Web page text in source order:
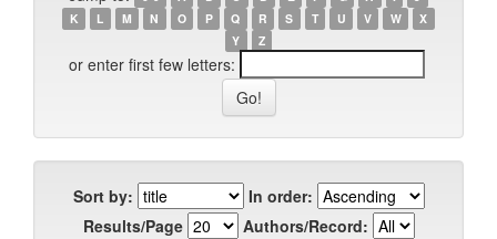
K
L M N O P Q R S T U V W
X
Y
Z
or enter first few letters:
Sort by:
In order:
Results/Page
Authors/Record: